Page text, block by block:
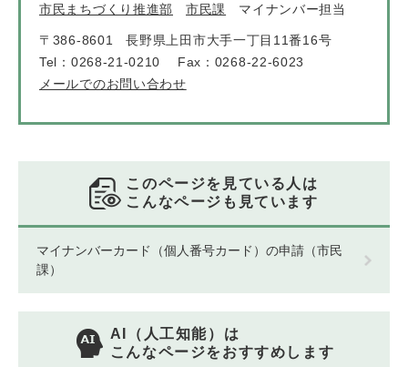
市民まちづくり推進部 市民課 マイナンバー担当
〒386-8601
長野県上田市大手一丁目11番16号
Tel：0268-21-0210
Fax：0268-22-6023
メールでのお問い合わせ
このページを見ている人は
こんなページも見ています
マイナンバーカード（個人番号カード）の申請（市民
課）
AI（人工知能）は
こんなページをおすすめします